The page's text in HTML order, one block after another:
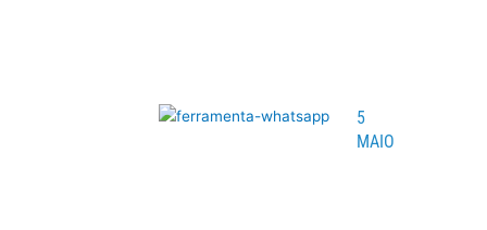
5
MAIO